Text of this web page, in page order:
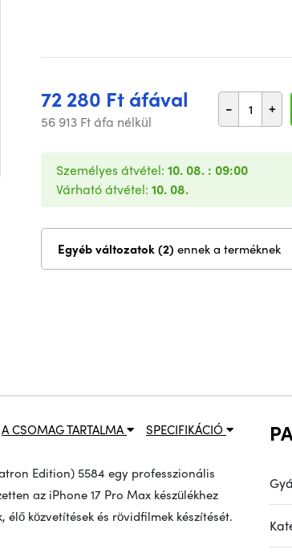
72 280 Ft áfával
56 913 Ft áfa nélkül
- +
Személyes átvétel: 10. 08. : 09:00
Várható átvétel: 10. 08.
Egyéb változatok (2) ennek a terméknek
SPECIFIKÁCIÓ
A CSOMAG TARTALMA
Edition) 5584 egy professzionális
az iPhone 17 Pro Max készülékhez
közvetítések és rövidfilmek készítését.